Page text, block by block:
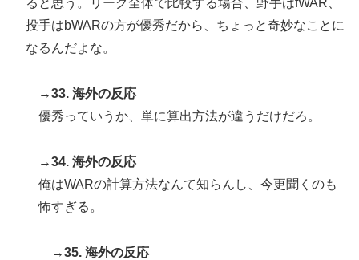
ると思う。リーグ全体で比較する場合、野手はfWAR、
投手はbWARの方が優秀だから、ちょっと奇妙なことに
なるんだよな。
→33. 海外の反応
優秀っていうか、単に算出方法が違うだけだろ。
→34. 海外の反応
俺はWARの計算方法なんて知らんし、今更聞くのも
怖すぎる。
→35. 海外の反応